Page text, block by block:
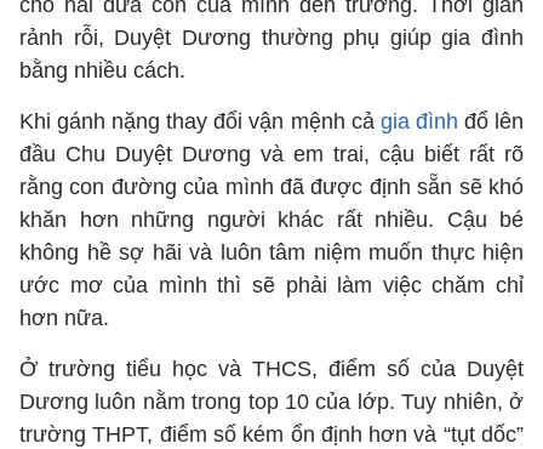
cho hai đứa con của mình đến trường. Thời gian
rảnh rỗi, Duyệt Dương thường phụ giúp gia đình
bằng nhiều cách.
Khi gánh nặng thay đổi vận mệnh cả gia đình đổ lên
đầu Chu Duyệt Dương và em trai, cậu biết rất rõ
rằng con đường của mình đã được định sẵn sẽ khó
khăn hơn những người khác rất nhiều. Cậu bé
không hề sợ hãi và luôn tâm niệm muốn thực hiện
ước mơ của mình thì sẽ phải làm việc chăm chỉ
hơn nữa.
Ở trường tiểu học và THCS, điểm số của Duyệt
Dương luôn nằm trong top 10 của lớp. Tuy nhiên, ở
trường THPT, điểm số kém ổn định hơn và “tụt dốc”